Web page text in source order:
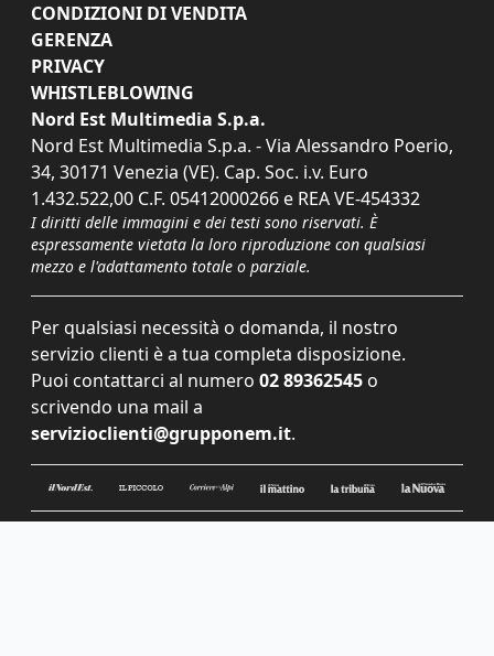
CONDIZIONI DI VENDITA
GERENZA
PRIVACY
WHISTLEBLOWING
Nord Est Multimedia S.p.a.
Nord Est Multimedia S.p.a. - Via Alessandro Poerio,
34, 30171 Venezia (VE). Cap. Soc. i.v. Euro
1.432.522,00 C.F. 05412000266 e REA VE-454332
I diritti delle immagini e dei testi sono riservati. È
espressamente vietata la loro riproduzione con qualsiasi
mezzo e l'adattamento totale o parziale.
Per qualsiasi necessità o domanda, il nostro
servizio clienti è a tua completa disposizione.
Puoi contattarci al numero 02 89362545 o
scrivendo una mail a
servizioclienti@grupponem.it.